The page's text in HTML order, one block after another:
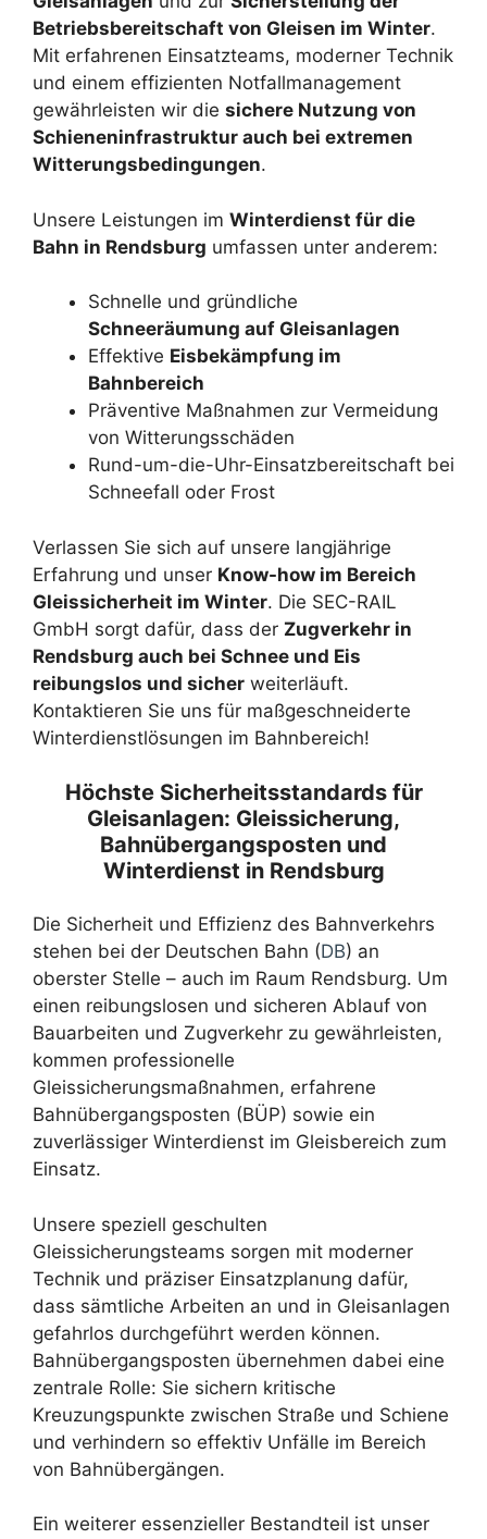
Betriebsbereitschaft von Gleisen im Winter.
Mit erfahrenen Einsatzteams, moderner Technik
und einem effizienten Notfallmanagement
gewährleisten wir die sichere Nutzung von
Schieneninfrastruktur auch bei extremen
Witterungsbedingungen.
Unsere Leistungen im Winterdienst für die
Bahn in Rendsburg umfassen unter anderem:
Schnelle und gründliche
Schneeräumung auf Gleisanlagen
Effektive Eisbekämpfung im
Bahnbereich
Präventive Maßnahmen zur Vermeidung
von Witterungsschäden
Rund-um-die-Uhr-Einsatzbereitschaft bei
Schneefall oder Frost
Verlassen Sie sich auf unsere langjährige
Erfahrung und unser Know-how im Bereich
Gleissicherheit im Winter. Die SEC-RAIL
GmbH sorgt dafür, dass der Zugverkehr in
Rendsburg auch bei Schnee und Eis
reibungslos und sicher weiterläuft.
Kontaktieren Sie uns für maßgeschneiderte
Winterdienstlösungen im Bahnbereich!
Höchste Sicherheitsstandards für
Gleisanlagen: Gleissicherung,
Bahnübergangsposten und
Winterdienst in Rendsburg
Die Sicherheit und Effizienz des Bahnverkehrs
stehen bei der Deutschen Bahn (DB) an
oberster Stelle – auch im Raum Rendsburg. Um
einen reibungslosen und sicheren Ablauf von
Bauarbeiten und Zugverkehr zu gewährleisten,
kommen professionelle
Gleissicherungsmaßnahmen, erfahrene
Bahnübergangsposten (BÜP) sowie ein
zuverlässiger Winterdienst im Gleisbereich zum
Einsatz.
Unsere speziell geschulten
Gleissicherungsteams sorgen mit moderner
Technik und präziser Einsatzplanung dafür,
dass sämtliche Arbeiten an und in Gleisanlagen
gefahrlos durchgeführt werden können.
Bahnübergangsposten übernehmen dabei eine
zentrale Rolle: Sie sichern kritische
Kreuzungspunkte zwischen Straße und Schiene
und verhindern so effektiv Unfälle im Bereich
von Bahnübergängen.
Ein weiterer essenzieller Bestandteil ist unser